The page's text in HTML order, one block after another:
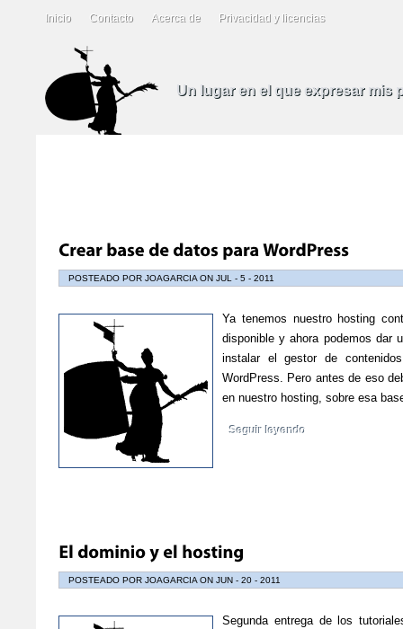
Inicio Contacto Acerca de Privacidad y licencias
Un lugar en el que expresar mis
POSTEADO POR JOAGARCIA ON JUL - 5 - 2011
Ya tenemos nuestro hosting
disponible y ahora podemos dar
instalar el gestor de
WordPress. Pero antes de eso
en nuestro hosting, sobre esa
Seguir leyendo
POSTEADO POR JOAGARCIA ON JUN - 20 - 2011
Segunda entrega de los